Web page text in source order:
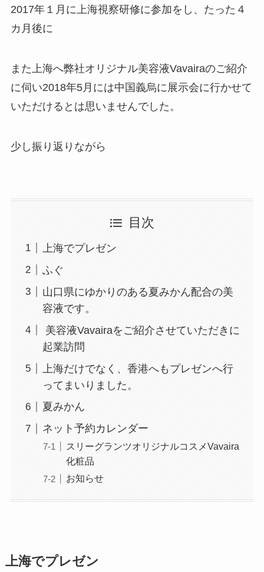
2017年１月に上海視察研修に参加をし、たった４
カ月後に
また上海へ弊社オリジナル美容液Vavairaのご紹介
に伺い2018年5月には中国義烏に展示会に行かせて
いただけるとは思いませんでした。
少し振り返りながら
目次
上海でプレゼン
ふぐ
山口県にゆかりのある夏みかん配合の美
容液です。
美容液Vavairaをご紹介させていただきに
起業訪問
上海だけでなく、香港へもプレゼンへ行
ってまいりました。
夏みかん
ネット予約カレンダー
スリーグランツオリジナルコスメVavaira
化粧品
お知らせ
上海でプレゼン